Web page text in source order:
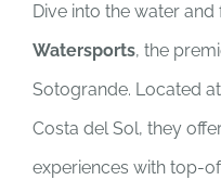
Dive into the water
Watersports, the
Sotogrande. Located
Costa del Sol, they
experiences with top-